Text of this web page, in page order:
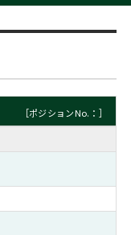
コンサ
キャリ
MBAの
おわり
日本か
パワー
［ポジションNo.：］